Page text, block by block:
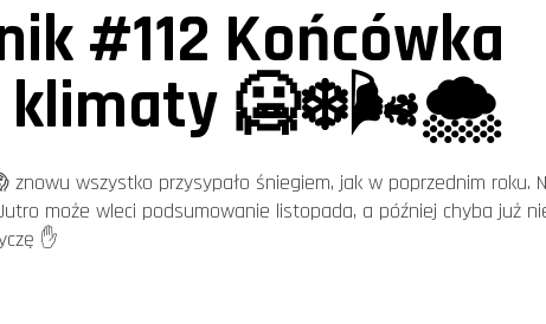
#112 Końcówka
klimaty 🥶❄️🌬️🌨️
wszystko przysypało śniegiem, jak w poprzednim roku.
może wleci podsumowanie listopada, a później chyba już
✋